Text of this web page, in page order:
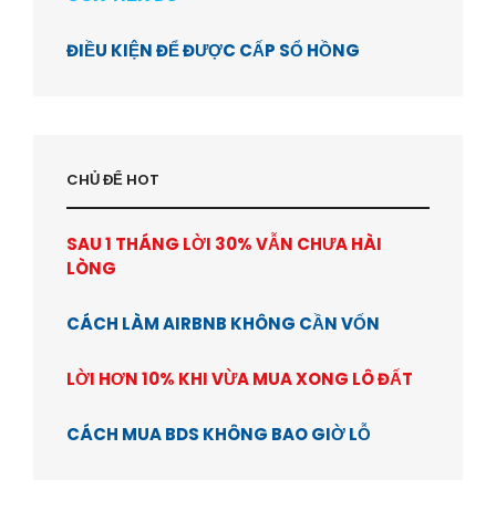
ĐIỀU KIỆN ĐỂ ĐƯỢC CẤP SỔ HỒNG
CHỦ ĐỂ HOT
SAU 1 THÁNG LỜI 30% VẪN CHƯA HÀI
LÒNG
CÁCH LÀM AIRBNB KHÔNG CẦN VỐN
LỜI HƠN 10% KHI VỪA MUA XONG LÔ ĐẤT
CÁCH MUA BDS KHÔNG BAO GIỜ LỖ